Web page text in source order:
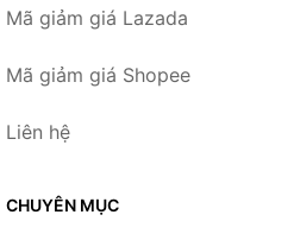
Mã giảm giá Lazada
Mã giảm giá Shopee
Liên hệ
CHUYÊN MỤC